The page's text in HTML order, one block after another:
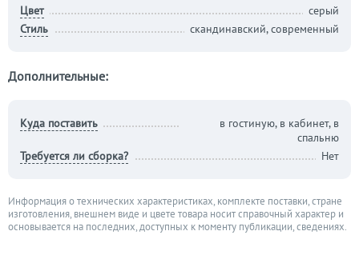
Цвет
серый
Стиль
скандинавский, современный
Дополнительные:
Куда поставить
в гостиную, в кабинет, в
спальню
Требуется ли сборка?
Нет
Информация о технических характеристиках, комплекте поставки, стране
изготовления, внешнем виде и цвете товара носит справочный характер и
основывается на последних, доступных к моменту публикации, сведениях.